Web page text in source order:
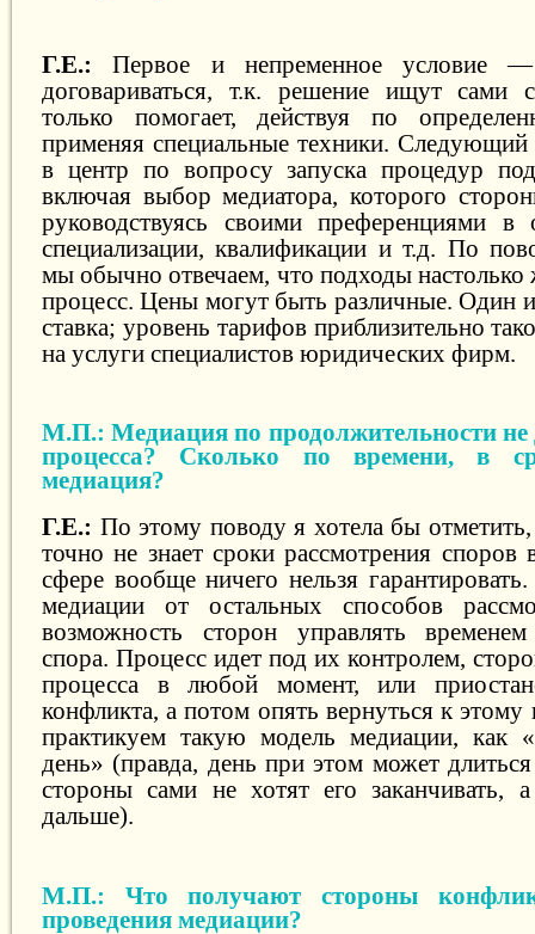
Г.Е.: Первое и непременное условие
договариваться, т.к. решение ищут сами
только помогает, действуя по
применяя специальные техники.
в центр по вопросу запуска процедур
включая выбор медиатора, которого
руководствуясь своими преференциями в
специализации, квалификации и т.д. По
мы обычно отвечаем, что подходы настолько
процесс. Цены могут быть различные. Один
ставка; уровень тарифов приблизительно
на услуги специалистов юридических фирм.
М.П.: Медиация по продолжительности не
процесса? Сколько по времени, в
медиация?
Г.Е.: По этому поводу я хотела бы
точно не знает сроки рассмотрения споров
сфере вообще ничего нельзя
медиации от остальных способов
возможность сторон управлять
спора. Процесс идет под их контролем,
процесса в любой момент, или
конфликта, а потом опять вернуться к
практикуем такую модель медиации, как
день» (правда, день при этом может
стороны сами не хотят его заканчивать, а
дальше).
М.П.: Что получают стороны
проведения медиации?